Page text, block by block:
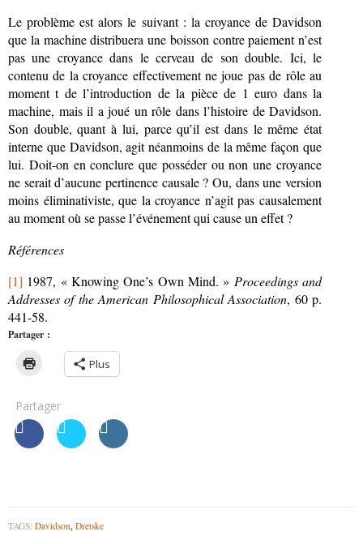
Le problème est alors le suivant : la croyance de Davidson
que la machine distribuera une boisson contre paiement n’est
pas une croyance dans le cerveau de son double. Ici, le
contenu de la croyance effectivement ne joue pas de rôle au
moment t de l’introduction de la pièce de 1 euro dans la
machine, mais il a joué un rôle dans l’histoire de Davidson.
Son double, quant à lui, parce qu’il est dans le même état
interne que Davidson, agit néanmoins de la même façon que
lui. Doit-on en conclure que posséder ou non une croyance
ne serait d’aucune pertinence causale ? Ou, dans une version
moins éliminativiste, que la croyance n’agit pas causalement
au moment où se passe l’événement qui cause un effet ?
Références
[1] 1987, « Knowing One’s Own Mind. » Proceedings and
Addresses of the American Philosophical Association, 60 p.
441-58.
Partager :
Plus
Partager
TAGS: Davidson Dretske